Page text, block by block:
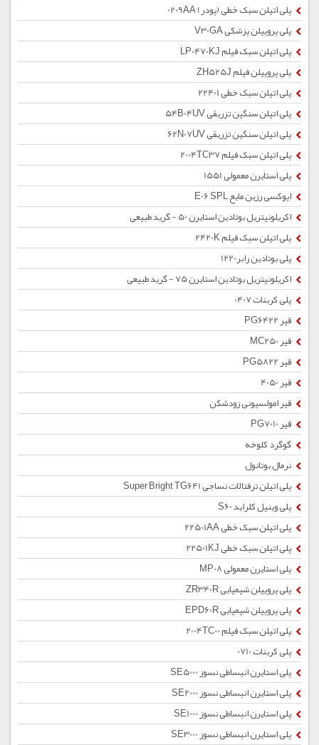
پلی اتیلن سبک خطی (پودر) 0209AA
پلی پروپیلن پزشکی V30GA
پلی اتیلن سبک فیلم LP0470KJ
پلی پروپیلن فیلم ZH525J
پلی اتیلن سبک خطی 22401
پلی اتیلن سنگین تزریقی 54B04UV
پلی اتیلن سنگین تزریقی 62N07UV
پلی اتیلن سبک فیلم 2004TC37
پلی استایرن معمولی 1551
اپوکسی رزین مایع E06 SPL
اکریلونیتریل بوتادین استایرن 50 - گرید طبیعی
پلی اتیلن سبک فیلم 2420K
پلی بوتادین رابر1220
اکریلونیتریل بوتادین استایرن 75 - گرید طبیعی
پلی کربنات 0407
قیر PG6422
قیر MC250
قیر PG5822
قیر 4050
قیر امولسیونی زودشکن
قیر PG7010
گوگرد کلوخه
نرمال بوتانول
پلی اتیلن ترفتالات نساجی Super Bright TG641
پلی وینیل کلراید S60
پلی اتیلن سبک خطی 22501AA
پلی اتیلن سبک خطی 22501KJ
پلی استایرن معمولی MP08
پلی پروپیلن شیمیایی ZR340R
پلی پروپیلن شیمیایی EPD60R
پلی اتیلن سبک فیلم 2004TC00
پلی کربنات 0710
پلی استایرن انبساطی نسوز SE5000
پلی استایرن انبساطی نسوز SE2000
پلی استایرن انبساطی نسوز SE1000
پلی استایرن انبساطی نسوز SE3000